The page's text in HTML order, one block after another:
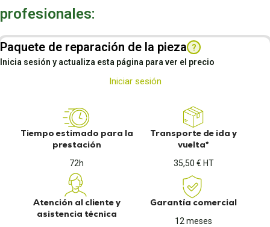
profesionales:
Paquete de reparación de la pieza ?
Inicia sesión y actualiza esta página para ver el precio
Iniciar sesión
Tiempo estimado para la
prestación
72h
Transporte de ida y
vuelta*
35,50 € HT
Atención al cliente y
asistencia técnica
Garantía comercial
12 meses